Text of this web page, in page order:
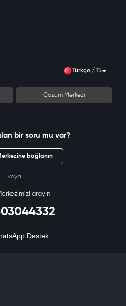
Türkçe / TL
Çözüm Merkezi
bir soru mu var?
bağlanın
veya
arayın
Destek